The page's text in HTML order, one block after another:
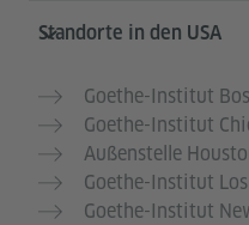
Service- und
Standorte in den USA
Goethe-Institut
Goethe-Institut
Außenstelle
Goethe-Institut Los
Goethe-Institut